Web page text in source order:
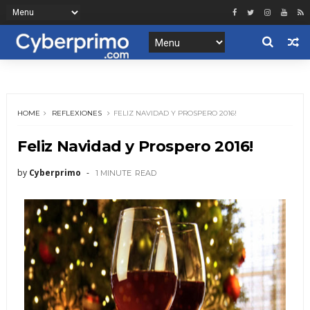
HOME REFLEXIONES FELIZ NAVIDAD Y PROSPERO 2016!
Feliz Navidad y Prospero 2016!
by Cyberprimo 1 MINUTE READ